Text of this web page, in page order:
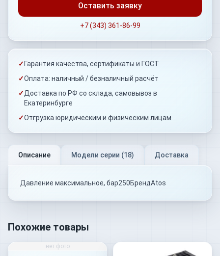
Оставить заявку
+7 (343) 361-86-99
✓ Гарантия качества, сертификаты и ГОСТ
✓Оплата: наличный / безналичный расчёт
✓Доставка по РФ со склада, самовывоз в
Екатеринбурге
✓Отгрузка юридическим и физическим лицам
Описание Модели серии (18) Доставка
Давление максимальное, бар250БрендAtos
Похожие товары
нет фото